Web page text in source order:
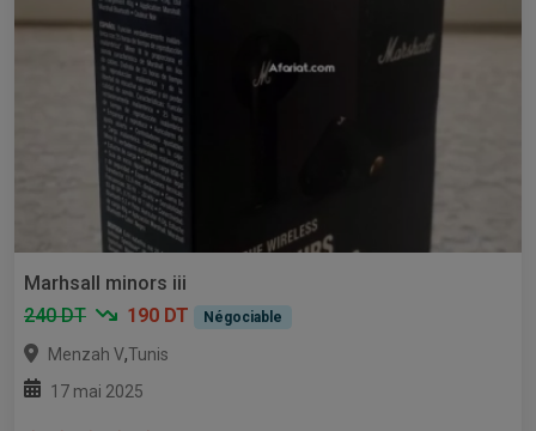
Marhsall minors iii
240 DT
190 DT Négociable
Menzah V,Tunis
17 mai 2025